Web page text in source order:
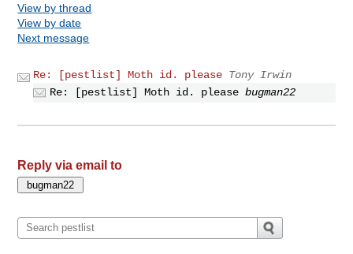
View by thread
View by date
Next message
Re: [pestlist] Moth id. please Tony Irwin
Re: [pestlist] Moth id. please bugman22
Reply via email to